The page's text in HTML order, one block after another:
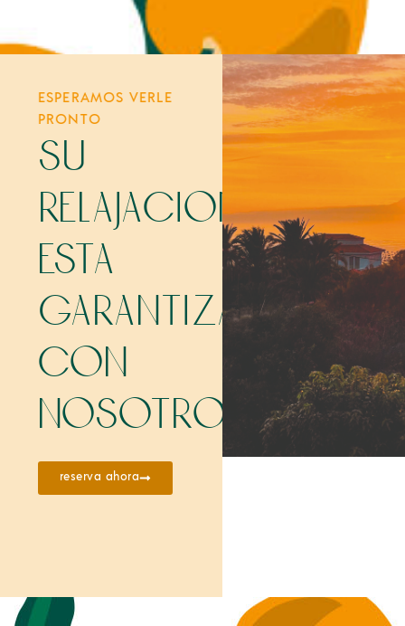
ESPERAMOS VERLE
PRONTO
su
relajación
está
garantizada
con
nosotros.
reserva ahora